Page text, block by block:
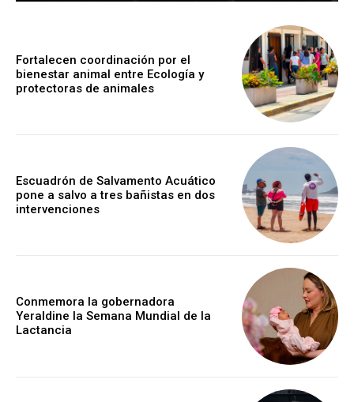
Fortalecen coordinación por el
bienestar animal entre Ecología y
protectoras de animales
Escuadrón de Salvamento Acuático
pone a salvo a tres bañistas en dos
intervenciones
Conmemora la gobernadora
Yeraldine la Semana Mundial de la
Lactancia